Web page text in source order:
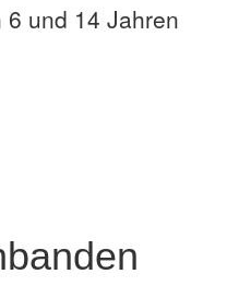
und 14 Jahren